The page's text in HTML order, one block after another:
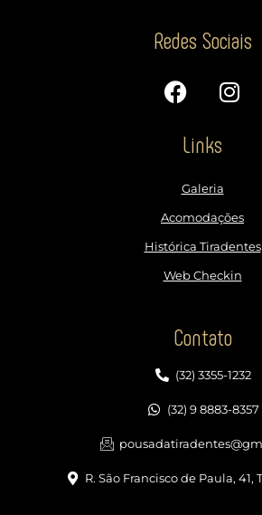
Redes Sociais
Links
Galeria
Acomodações
Histórica Tiradentes
Web Checkin
Contato
(32) 3355-1232
(32) 9 8883-8357
R. São Francisco de Paula, 41,